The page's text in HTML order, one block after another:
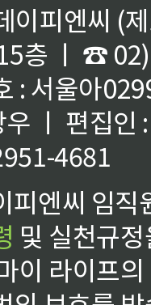
이피엔씨 (
층 ㅣ ☎
: 서울아
우 ㅣ 편집인
4681
피엔씨 임
및 실천규
이 라이프